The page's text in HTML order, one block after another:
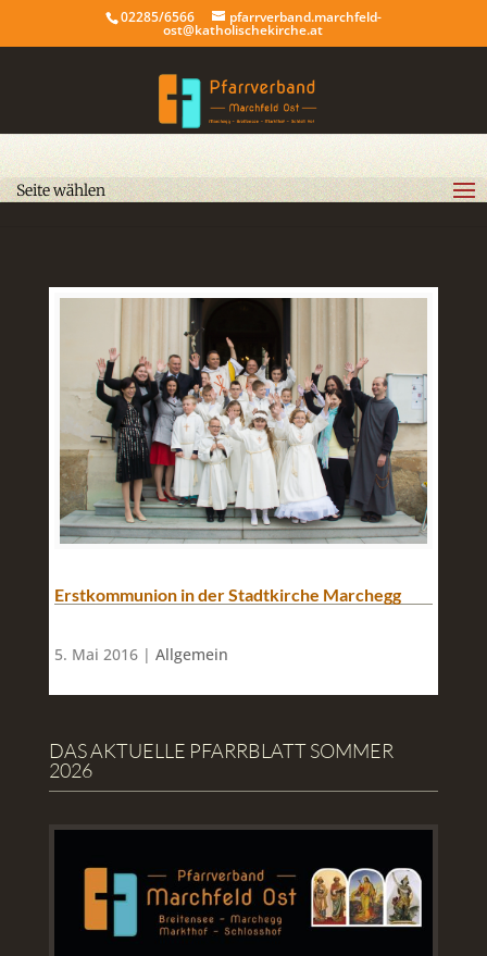
02285/6566 pfarrverband.marchfeld-
ost@katholischekirche.at
Seite wählen
Erstkommunion in der Stadtkirche Marchegg
5. Mai 2016 | Allgemein
DAS AKTUELLE PFARRBLATT SOMMER
2026